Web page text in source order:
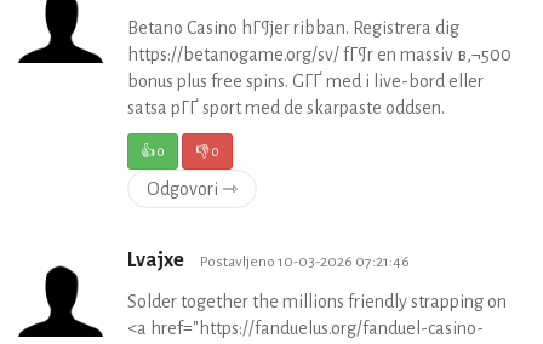
Betano Casino hГ¶jer ribban. Registrera dig
https://betanogame.org/sv/ fГ¶r en massiv в‚¬500
bonus plus free spins. GГҐ med i live-bord eller
satsa pГҐ sport med de skarpaste oddsen.
👍0 👎0
Odgovori ⇾
Lvajxe Postavljeno 10-03-2026 07:21:46
Solder together the millions friendly strapping on
<a href="https://fanduelus.org/fanduel-casino-